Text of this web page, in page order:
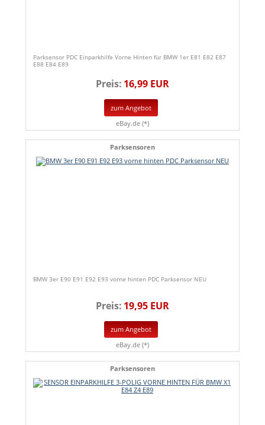
Parksensor PDC Einparkhilfe Vorne Hinten für BMW 1er E81 E82 E87
E88 E84 E89
Preis: 16,99 EUR
zum Angebot
eBay.de (*)
Parksensoren
BMW 3er E90 E91 E92 E93 vorne hinten PDC Parksensor NEU
Preis: 19,95 EUR
zum Angebot
eBay.de (*)
Parksensoren